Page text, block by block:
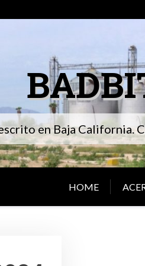
en Baja California.
HOME